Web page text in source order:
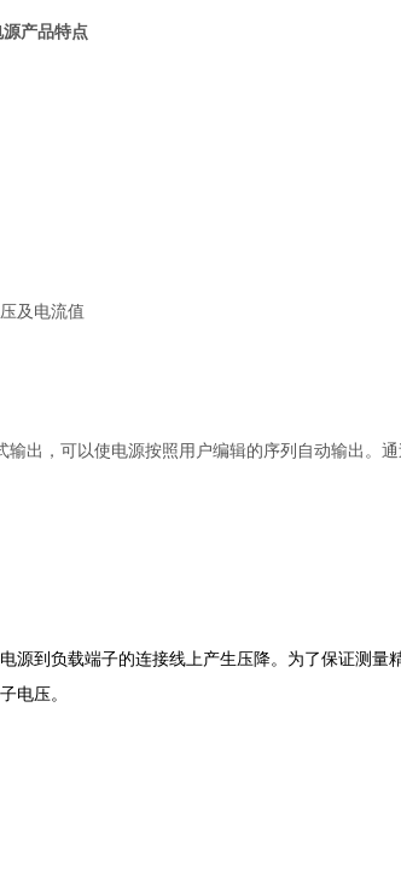
源产品特点
及电流值
输出，可以使电源按照用户编辑的序列自动输出。
源到负载端子的连接线上产生压降。为了保证测
电压。